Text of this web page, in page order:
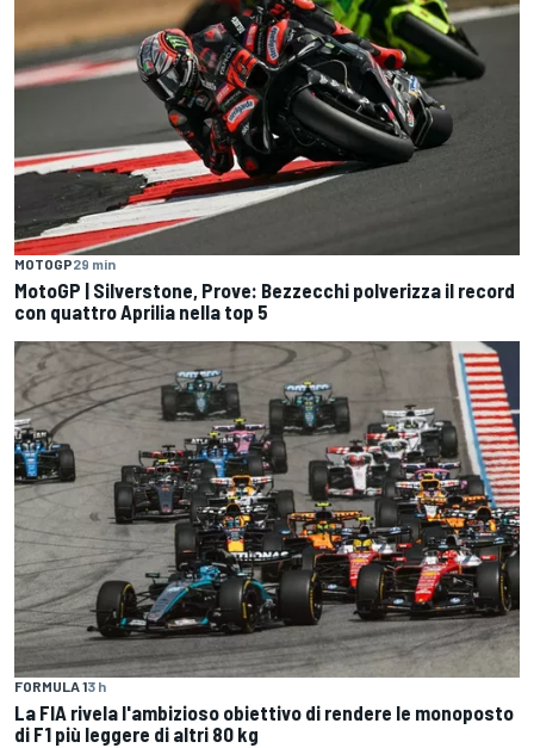
MOTOGP29 min
MotoGP | Silverstone, Prove: Bezzecchi polverizza il record
con quattro Aprilia nella top 5
FORMULA 13 h
La FIA rivela l'ambizioso obiettivo di rendere le monoposto
di F1 più leggere di altri 80 kg